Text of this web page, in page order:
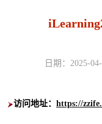
日期：2025-
访问地址： https://